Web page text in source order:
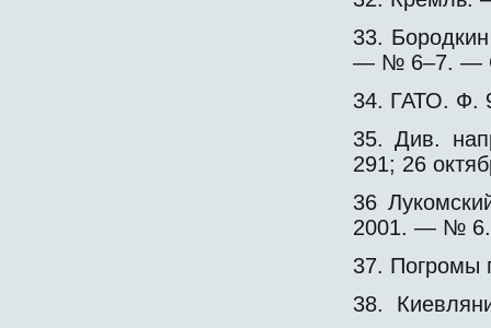
33.
— № 6–7. —
34. ГАТО. Ф.
35. Див.
291; 26
36
2001. — №
37. Погромы
38.